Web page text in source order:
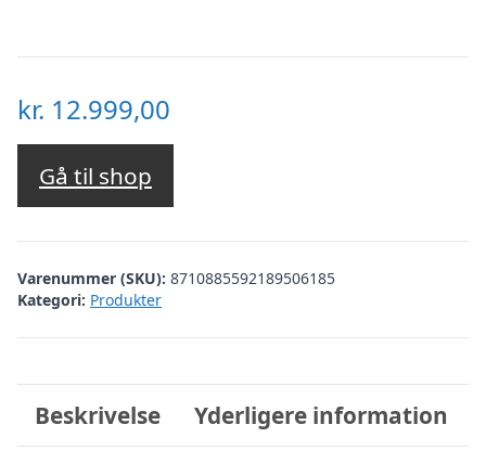
kr. 12.999,00
Gå til shop
Varenummer (SKU): 8710885592189506185
Kategori: Produkter
Beskrivelse Yderligere information